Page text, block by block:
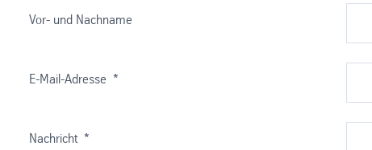
Vor- und Nachname
E-Mail-Adresse *
Nachricht *